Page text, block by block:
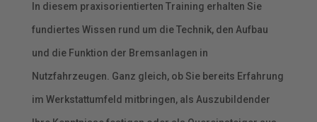
In diesem praxisorientierten Training erhalten Sie
fundiertes Wissen rund um die Technik, den Aufbau
und die Funktion der Bremsanlagen in
Nutzfahrzeugen. Ganz gleich, ob Sie bereits Erfahrung
im Werkstattumfeld mitbringen, als Auszubildender